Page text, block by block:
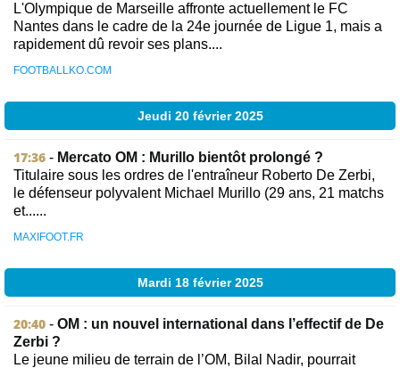
L'Olympique de Marseille affronte actuellement le FC
Nantes dans le cadre de la 24e journée de Ligue 1, mais a
rapidement dû revoir ses plans....
FOOTBALLKO.COM
Jeudi 20 février 2025
17:36 - Mercato OM : Murillo bientôt prolongé ?
Titulaire sous les ordres de l'entraîneur Roberto De Zerbi,
le défenseur polyvalent Michael Murillo (29 ans, 21 matchs
et......
MAXIFOOT.FR
Mardi 18 février 2025
20:40 - OM : un nouvel international dans l’effectif de De
Zerbi ?
Le jeune milieu de terrain de l’OM, Bilal Nadir, pourrait